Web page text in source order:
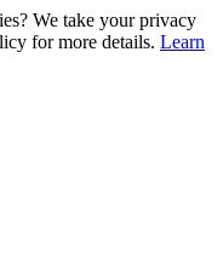
We take your privacy
for more details. Learn